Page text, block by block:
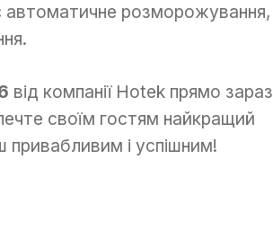
розморожування,
від компанії Hotek прямо зараз
своїм гостям найкращий
привабливим і успішним!